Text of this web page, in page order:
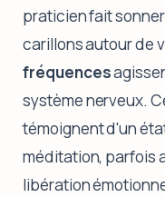
praticien fait
carillons autour de
fréquences
système nerveux.
témoignent d'un
méditation, parfois
libération